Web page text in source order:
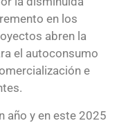
en los
abren la
el autoconsumo
e
año y en este 2025